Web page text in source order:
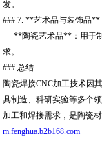
发。
### 7. **艺术品与装饰品**
- **陶瓷艺术品**：用于
求。
### 总结
陶瓷焊接CNC加工技术因
具制造、科研实验等多个
加工和焊接需求，是陶瓷
m.fenghua.b2b168.com